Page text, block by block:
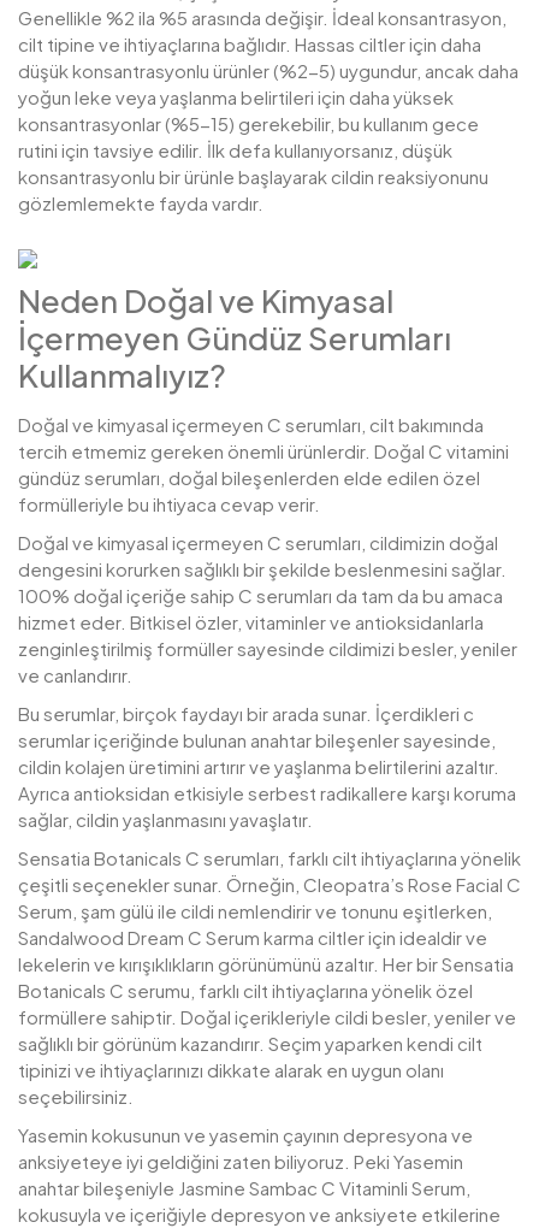
Genellikle %2 ila %5 arasında değişir. İdeal konsantrasyon,
cilt tipine ve ihtiyaçlarına bağlıdır. Hassas ciltler için daha
düşük konsantrasyonlu ürünler (%2-5) uygundur, ancak daha
yoğun leke veya yaşlanma belirtileri için daha yüksek
konsantrasyonlar (%5-15) gerekebilir, bu kullanım gece
rutini için tavsiye edilir. İlk defa kullanıyorsanız, düşük
konsantrasyonlu bir ürünle başlayarak cildin reaksiyonunu
gözlemlemekte fayda vardır.
Neden Doğal ve Kimyasal
İçermeyen Gündüz Serumları
Kullanmalıyız?
Doğal ve kimyasal içermeyen C serumları, cilt bakımında
tercih etmemiz gereken önemli ürünlerdir. Doğal C vitamini
gündüz serumları, doğal bileşenlerden elde edilen özel
formülleriyle bu ihtiyaca cevap verir.
Doğal ve kimyasal içermeyen C serumları, cildimizin doğal
dengesini korurken sağlıklı bir şekilde beslenmesini sağlar.
100% doğal içeriğe sahip C serumları da tam da bu amaca
hizmet eder. Bitkisel özler, vitaminler ve antioksidanlarla
zenginleştirilmiş formüller sayesinde cildimizi besler, yeniler
ve canlandırır.
Bu serumlar, birçok faydayı bir arada sunar. İçerdikleri c
serumlar içeriğinde bulunan anahtar bileşenler sayesinde,
cildin kolajen üretimini artırır ve yaşlanma belirtilerini azaltır.
Ayrıca antioksidan etkisiyle serbest radikallere karşı koruma
sağlar, cildin yaşlanmasını yavaşlatır.
Sensatia Botanicals C serumları, farklı cilt ihtiyaçlarına yönelik
çeşitli seçenekler sunar. Örneğin, Cleopatra’s Rose Facial C
Serum, şam gülü ile cildi nemlendirir ve tonunu eşitlerken,
Sandalwood Dream C Serum karma ciltler için idealdir ve
lekelerin ve kırışıklıkların görünümünü azaltır. Her bir Sensatia
Botanicals C serumu, farklı cilt ihtiyaçlarına yönelik özel
formüllere sahiptir. Doğal içerikleriyle cildi besler, yeniler ve
sağlıklı bir görünüm kazandırır. Seçim yaparken kendi cilt
tipinizi ve ihtiyaçlarınızı dikkate alarak en uygun olanı
seçebilirsiniz.
Yasemin kokusunun ve yasemin çayının depresyona ve
anksiyeteye iyi geldiğini zaten biliyoruz. Peki Yasemin
anahtar bileşeniyle Jasmine Sambac C Vitaminli Serum,
kokusuyla ve içeriğiyle depresyon ve anksiyete etkilerine